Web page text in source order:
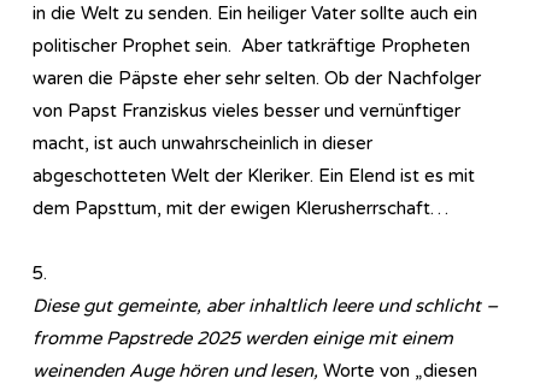
in die Welt zu senden. Ein heiliger Vater sollte auch ein
politischer Prophet sein. Aber tatkräftige Propheten
waren die Päpste eher sehr selten. Ob der Nachfolger
von Papst Franziskus vieles besser und vernünftiger
macht, ist auch unwahrscheinlich in dieser
abgeschotteten Welt der Kleriker. Ein Elend ist es mit
dem Papsttum, mit der ewigen Klerusherrschaft…
5.
Diese gut gemeinte, aber inhaltlich leere und schlicht –
fromme Papstrede 2025 werden einige mit einem
weinenden Auge hören und lesen, Worte von „diesen